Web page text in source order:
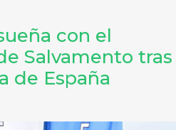
con el
Salvamento tras
de España